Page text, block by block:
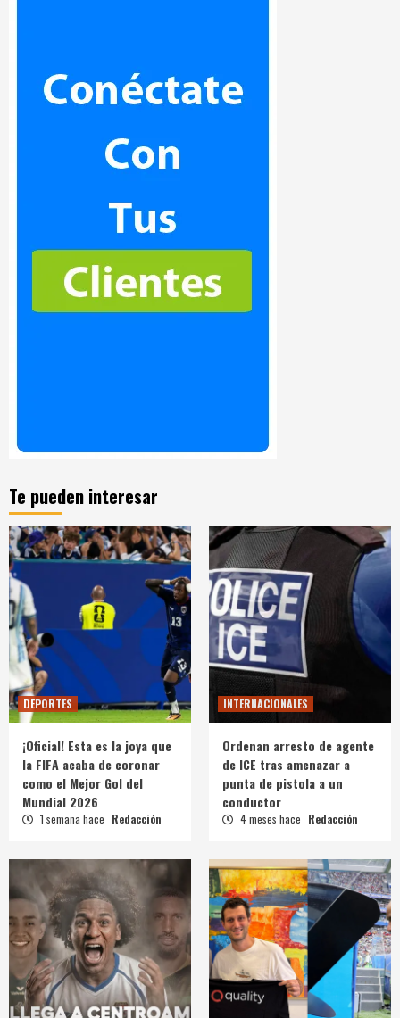
Te pueden interesar
DEPORTES
¡Oficial! Esta es la joya que
la FIFA acaba de coronar
como el Mejor Gol del
Mundial 2026
1 semana hace Redacción
INTERNACIONALES
Ordenan arresto de agente
de ICE tras amenazar a
punta de pistola a un
conductor
4 meses hace Redacción